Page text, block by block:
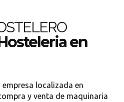
en
empresa localizada en
y venta de maquinaria